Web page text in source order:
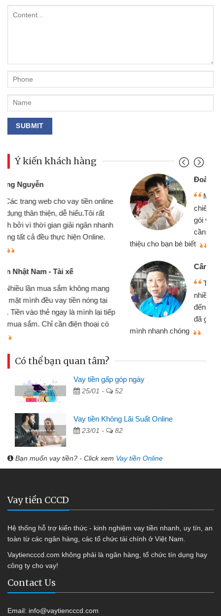
Ý kiến khách hàng
Mình cần tiền gấp nên định cầm cố
chiếc xe wave nhưng thật may đã có
gói vay tiền bằng CMND online không
cần gặp mặt nên rất tiện lợi, sẽ giới
thiệu cho bạn bè biết
Cấn Văn Lực - Tạp hóa
Tôi kinh doanh buôn bán nhỏ lẻ
nhiều lúc cần vốn nhập hàng, nhờ biết
đến website qua bạn bè giới thiệu tôi
đã giải quyết được công việc của
Có thể bạn quan tâm?
Vay tiền gấp góp ngày
25/01 - 52
Vay tiền Không Lãi Suất Online
23/01 - 82
Bạn muốn vay tiền? - Click xem Vay tiền Online
Vay tiền CCCD
Hệ thống hỗ trợ kiến thức - kinh nghiệm vay tiền nhanh, uy tín, an
toàn từ các ngân hàng, các tổ chức tài chính ở Việt Nam.
Vaytiencccd.com không phải là ngân hàng, tổ chức tín dụng hay
công ty cho vay!
Contact Us
Email: info@vaytiencccd.com